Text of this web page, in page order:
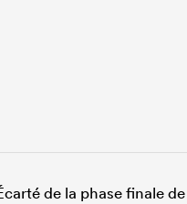
de la phase finale de